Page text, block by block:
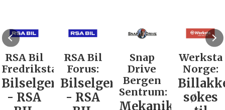
RSA Bil
Fredrikstad:
Bilselger
- RSA
RSA Bil
Forus:
Bilselger
- RSA
Snap
Drive
Bergen
Sentrum:
Mekaniker
Werksta
Norge:
søkes